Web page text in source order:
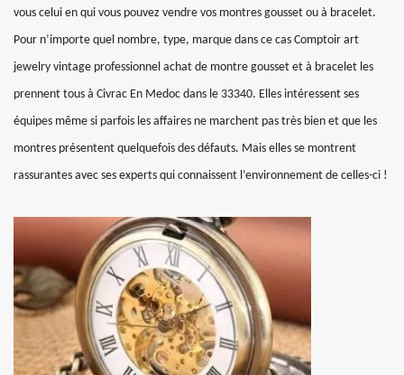
vous celui en qui vous pouvez vendre vos montres gousset ou à bracelet.
Pour n’importe quel nombre, type, marque dans ce cas Comptoir art
jewelry vintage professionnel achat de montre gousset et à bracelet les
prennent tous à Civrac En Medoc dans le 33340. Elles intéressent ses
équipes même si parfois les affaires ne marchent pas très bien et que les
montres présentent quelquefois des défauts. Mais elles se montrent
rassurantes avec ses experts qui connaissent l’environnement de celles-ci !